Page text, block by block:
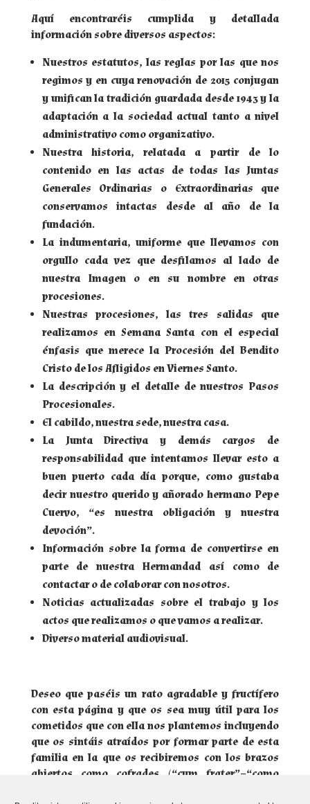
Aquí encontraréis cumplida y detallada
información sobre diversos aspectos:
Nuestros estatutos, las reglas por las que nos
regimos y en cuya renovación de 2015 conjugan
y unifican la tradición guardada desde 1943 y la
adaptación a la sociedad actual tanto a nivel
administrativo como organizativo.
Nuestra historia, relatada a partir de lo
contenido en las actas de todas las Juntas
Generales Ordinarias o Extraordinarias que
conservamos intactas desde al año de la
fundación.
La indumentaria, uniforme que llevamos con
orgullo cada vez que desfilamos al lado de
nuestra Imagen o en su nombre en otras
procesiones.
Nuestras procesiones, las tres salidas que
realizamos en Semana Santa con el especial
énfasis que merece la Procesión del Bendito
Cristo de los Afligidos en Viernes Santo.
La descripción y el detalle de nuestros Pasos
Procesionales.
El cabildo, nuestra sede, nuestra casa.
La Junta Directiva y demás cargos de
responsabilidad que intentamos llevar esto a
buen puerto cada día porque, como gustaba
decir nuestro querido y añorado hermano Pepe
Cuervo, “es nuestra obligación y nuestra
devoción”.
Información sobre la forma de convertirse en
parte de nuestra Hermandad así como de
contactar o de colaborar con nosotros.
Noticias actualizadas sobre el trabajo y los
actos que realizamos o que vamos a realizar.
Diverso material audiovisual.
Deseo que paséis un rato agradable y fructífero
con esta página y que os sea muy útil para los
cometidos que con ella nos plantemos incluyendo
que os sintáis atraídos por formar parte de esta
familia en la que os recibiremos con los brazos
abiertos como cofrades (“cum frater”=“como